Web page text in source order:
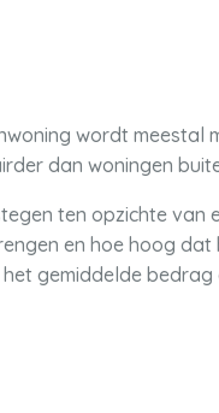
wordt meestal
dan woningen
ten opzichte van
en hoe hoog dat
gemiddelde